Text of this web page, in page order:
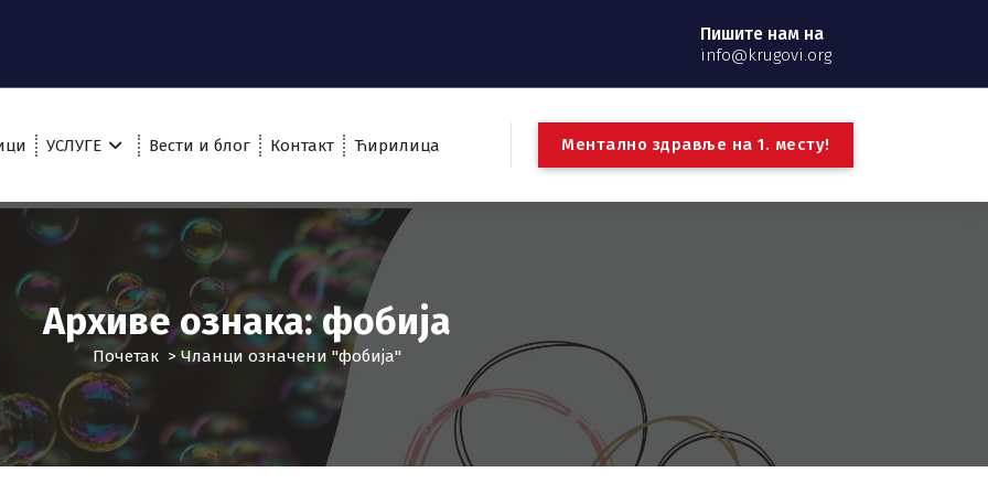
Пишите нам на
info@krugovi.org
УСЛУГЕ Вести и блог Контакт Ћирилица Ментално здравље на 1. месту!
Архиве ознака: фобија
Почетак > Чланци означени "фобија"